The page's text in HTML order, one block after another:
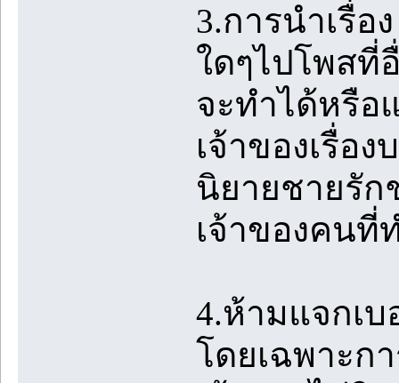
3.การนำเรื่
ใดๆไปโพสที่
จะทำได้หรือ
เจ้าของเรื่อ
นิยายชายรัก
เจ้าของคนที่
4.ห้ามแจกเบ
โดยเฉพาะก